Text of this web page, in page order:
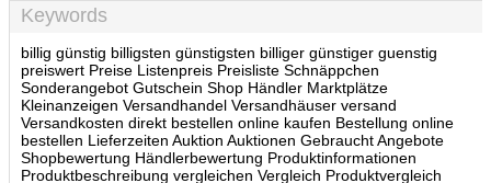
Keywords
billig günstig billigsten günstigsten billiger günstiger guenstig
preiswert Preise Listenpreis Preisliste Schnäppchen
Sonderangebot Gutschein Shop Händler Marktplätze
Kleinanzeigen Versandhandel Versandhäuser versand
Versandkosten direkt bestellen online kaufen Bestellung online
bestellen Lieferzeiten Auktion Auktionen Gebraucht Angebote
Shopbewertung Händlerbewertung Produktinformationen
Produktbeschreibung vergleichen Vergleich Produktvergleich